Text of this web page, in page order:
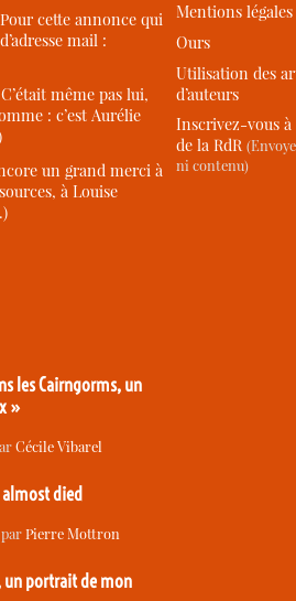
Pour cette annonce qui
mail :
C’était même pas lui,
: c’est Aurélie
un grand merci à
à Louise
les Cairngorms, un
»
Cécile Vibarel
died
parPierre Mottron
un portrait de mon
Mentions légales
Ours
Utilisation des
d’auteurs
Inscrivez-vous
de la RdR
ni contenu)